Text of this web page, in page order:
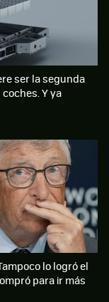
ser la segunda
Y ya
lo logró el
para ir más